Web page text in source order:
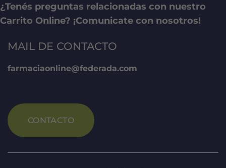
¿Tenés preguntas relacionadas con nuestro
Carrito Online? ¡Comunicate con nosotros!
MAIL DE CONTACTO
farmaciaonline@federada.com
CONTACTO